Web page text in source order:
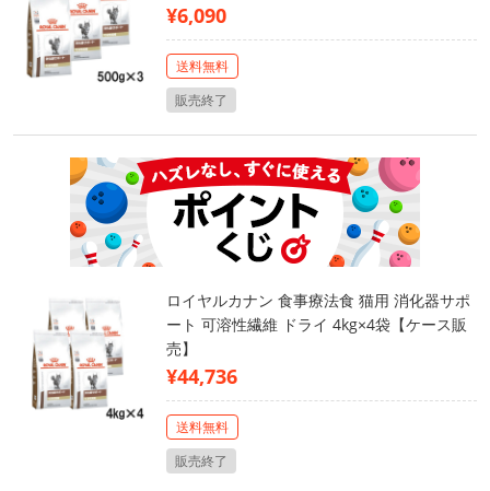
¥6,090
送料無料
販売終了
ロイヤルカナン 食事療法食 猫用 消化器サポ
ート 可溶性繊維 ドライ 4kg×4袋【ケース販
売】
¥44,736
送料無料
販売終了